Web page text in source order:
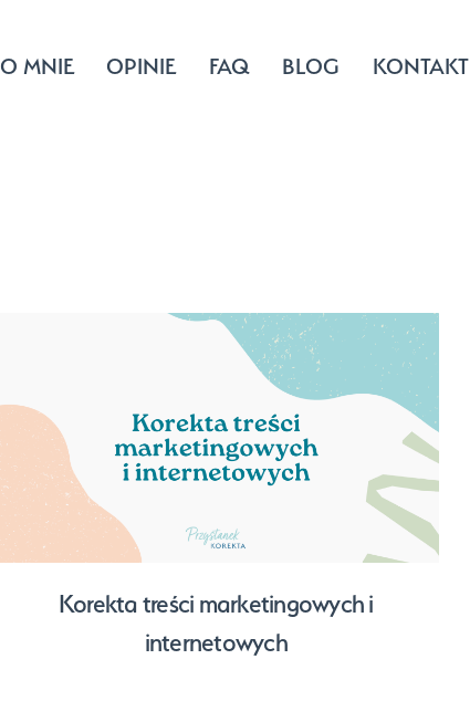
O MNIE OPINIE FAQ BLOG KONTAKT
Korekta treści marketingowych i
internetowych